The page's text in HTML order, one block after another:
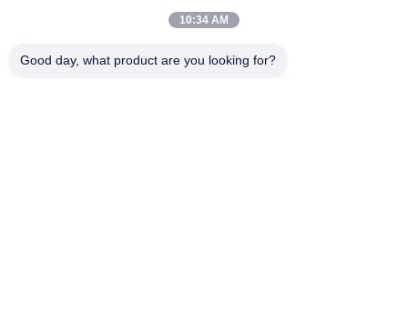
0086-551-65396351
10:34 AM
Good day, what product are you looking for?